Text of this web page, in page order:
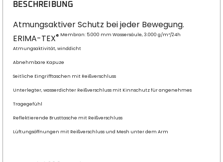
BESCHREIBUNG
Atmungsaktiver Schutz bei jeder Bewegung.
ERIMA-TEX® Membran: 5.000 mm Wassersäule, 3.000 g/m²/24h
Atmungsaktivität, winddicht
Abnehmbare Kapuze
Seitliche Eingrifftaschen mit Reißverschluss
Unterlegter, wasserdichter Reißverschluss mit Kinnschutz für angenehmes
Tragegefühl
Reflektierende Brusttasche mit Reißverschluss
Lüftungsöffnungen mit Reißverschluss und Mesh unter dem Arm